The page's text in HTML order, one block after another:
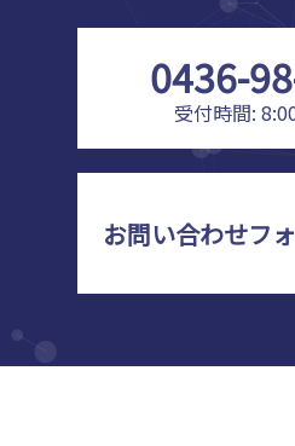
0436-
受付時間:
お問い合わせフ